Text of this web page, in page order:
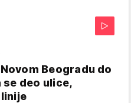
Beogradu do
deo ulice,